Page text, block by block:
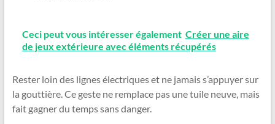
Ceci peut vous intéresser également Créer une aire
de jeux extérieure avec éléments récupérés
Rester loin des lignes électriques et ne jamais s’appuyer sur
la gouttière. Ce geste ne remplace pas une tuile neuve, mais
fait gagner du temps sans danger.